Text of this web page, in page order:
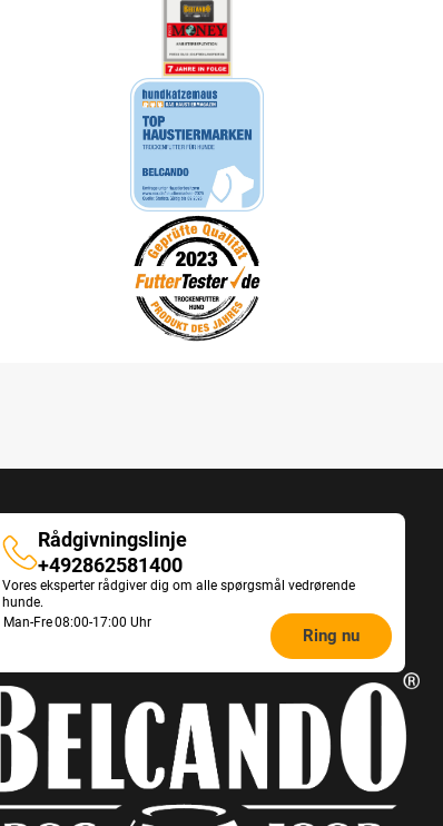
Rådgivningslinje
Rådgivningslinje
+492862581400
Vores eksperter rådgiver dig om alle spørgsmål vedrørende
hunde.
Opening
Feeding
Advice:
Man-Fre08:00-17:00 Uhr
Ring nu